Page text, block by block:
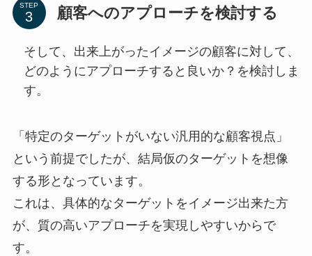
STEP 顧客へのアプローチを検討する
そして、出来上がったイメージの顧客に対して、
どのようにアプローチすると良いか？を検討しま
す。
「特定のターゲットがいない汎用的な顧客視点」
という前提でしたが、結局仮のターゲットを想像
する形となっています。
これは、具体的なターゲットをイメージ出来た方
が、質の高いアプローチを実現しやすいからで
す。